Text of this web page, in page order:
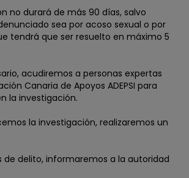
no durará de más 90 días, salvo
sea por acoso sexual o por
tendrá que ser resuelto en máximo 5
acudiremos a personas expertas
Canaria de Apoyos ADEPSI para
la investigación.
la investigación, realizaremos un
de delito, informaremos a la autoridad